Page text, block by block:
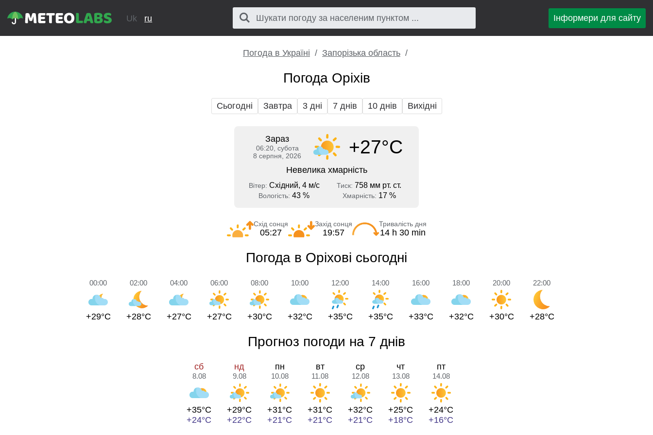
Uk ru Інформери для сайту
Погода в Україні Запорізька область
Погода Оріхів
Сьогодні Завтра 3 дні 7 днів 10 днів Вихідні
Зараз
06:20, субота
8 серпня, 2026
+27°C
Невелика хмарність
Вітер: Східний, 4 м/с Тиск: 758 мм рт. ст.
Вологість: 43 % Хмарність: 17 %
Схід сонця
05:27
Захід сонця
19:57
Тривалість дня
14 h 30 min
Погода в Оріхові сьогодні
00:00
+29°C
02:00
+28°C
04:00
+27°C
06:00
+27°C
08:00
+30°C
10:00
+32°C
12:00
+35°C
14:00
+35°C
16:00
+33°C
18:00
+32°C
20:00
+30°C
22:00
+28°C
Прогноз погоди на 7 днів
сб
8.08
+35°C
+24°C
нд
9.08
+29°C
+22°C
пн
10.08
+31°C
+21°C
вт
11.08
+31°C
+21°C
ср
12.08
+32°C
+21°C
чт
13.08
+25°C
+18°C
пт
14.08
+24°C
+16°C